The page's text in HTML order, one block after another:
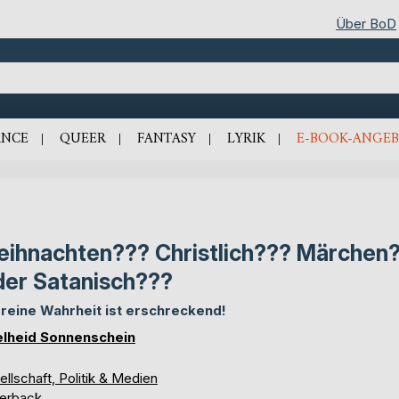
Über BoD
QUEER FANTASY LYRIK E-BOOK-
Christlich???
Satanisch???
reine Wahrheit ist erschreckend!
Sonnenschein
Politik & Medien